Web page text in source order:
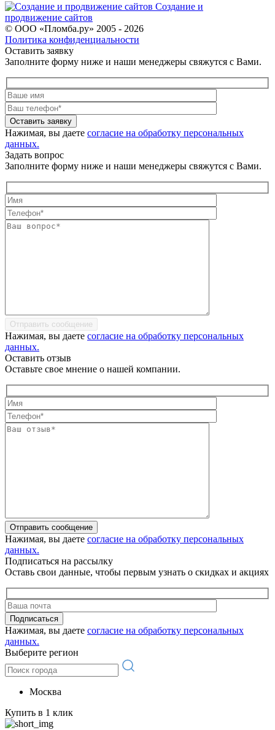
Создание и
продвижение сайтов
© ООО «Пломба.ру» 2005 - 2026
Политика конфиденциальности
Оставить заявку
Заполните форму ниже и наши менеджеры свяжутся с Вами.
Оставить заявку
Нажимая, вы даете согласие на обработку персональных
данных.
Задать вопрос
Заполните форму ниже и наши менеджеры свяжутся с Вами.
Отправить сообщение
Нажимая, вы даете согласие на обработку персональных
данных.
Оставить отзыв
Оставьте свое мнение о нашей компании.
Отправить сообщение
Нажимая, вы даете согласие на обработку персональных
данных.
Подписаться на рассылку
Оставь свои данные, чтобы первым узнать о скидках и акциях
Подписаться
Нажимая, вы даете согласие на обработку персональных
данных.
Выберите регион
Москва
Купить в 1 клик